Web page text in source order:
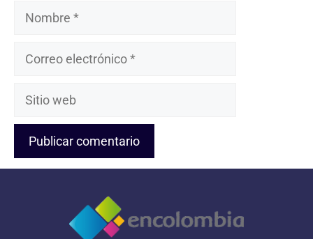
Nombre
Sitio